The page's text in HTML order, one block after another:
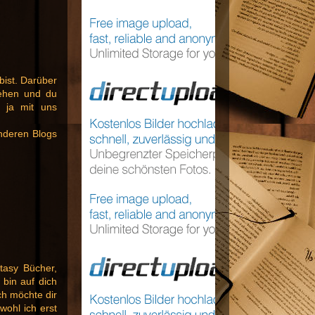
Darüber
und du
ja mit uns
Blogs
Bücher,
auf dich
möchte dir
ich erst